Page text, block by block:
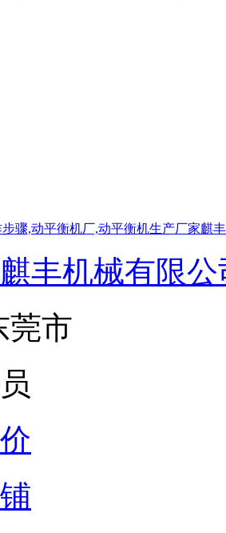
骤,动平衡机厂,动平衡机生产厂家麒
丰机械有限公
莞市